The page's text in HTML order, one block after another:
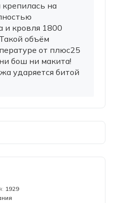
на
и кровля 1800
объём
от плюс25
бош ни макита!
ударяется битой
1929